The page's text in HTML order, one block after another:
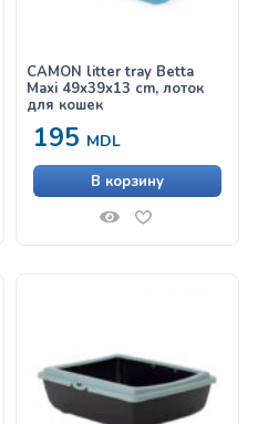
CAMON litter tray Betta
Maxi 49x39x13 cm, лоток
для кошек
195 MDL
В корзину